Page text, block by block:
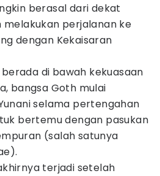
berasal dari dekat
melakukan perjalanan ke
dengan Kekaisaran
di bawah kekuasaan
bangsa Goth mulai
selama pertengahan
bertemu dengan pasukan
(salah satunya
terjadi setelah